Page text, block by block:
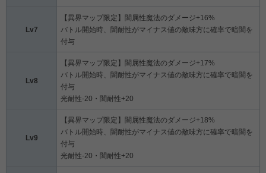
Lv7
【異界マップ限定】闇属性魔法のダメージ+16%
バトル開始時、闇耐性がマイナス値の敵味方に確率で暗闇を
付与
Lv8
【異界マップ限定】闇属性魔法のダメージ+17%
バトル開始時、闇耐性がマイナス値の敵味方に確率で暗闇を
付与
光耐性-20・闇耐性+20
Lv9
【異界マップ限定】闇属性魔法のダメージ+18%
バトル開始時、闇耐性がマイナス値の敵味方に確率で暗闇を
付与
光耐性-20・闇耐性+20